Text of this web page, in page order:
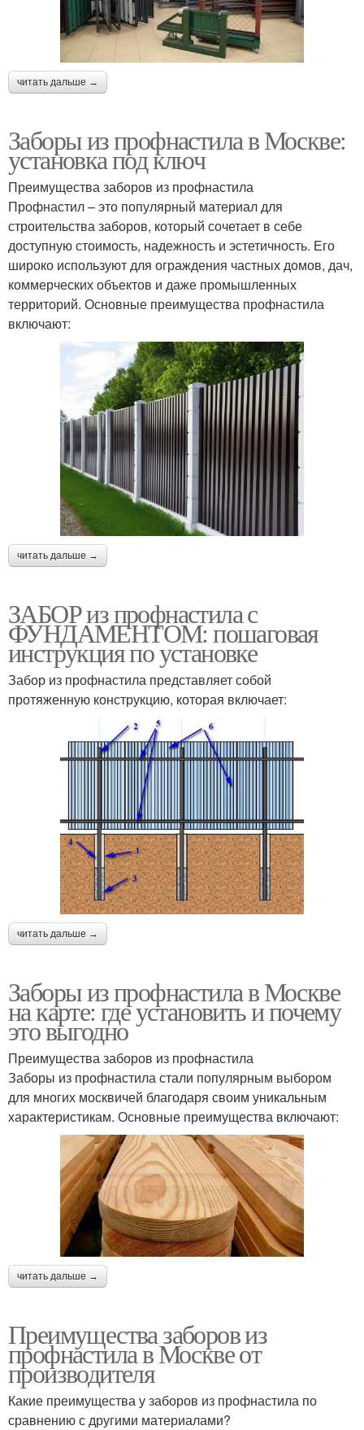
читать дальше →
Заборы из профнастила в Москве:
установка под ключ
Преимущества заборов из профнастила
Профнастил – это популярный материал для
строительства заборов, который сочетает в себе
доступную стоимость, надежность и эстетичность. Его
широко используют для ограждения частных домов, дач,
коммерческих объектов и даже промышленных
территорий. Основные преимущества профнастила
включают:
читать дальше →
ЗАБОР из профнастила с
ФУНДАМЕНТОМ: пошаговая
инструкция по установке
Забор из профнастила представляет собой
протяженную конструкцию, которая включает:
читать дальше →
Заборы из профнастила в Москве
на карте: где установить и почему
это выгодно
Преимущества заборов из профнастила
Заборы из профнастила стали популярным выбором
для многих москвичей благодаря своим уникальным
характеристикам. Основные преимущества включают:
читать дальше →
Преимущества заборов из
профнастила в Москве от
производителя
Какие преимущества у заборов из профнастила по
сравнению с другими материалами?